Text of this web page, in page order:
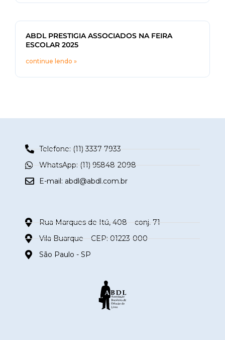
ABDL PRESTIGIA ASSOCIADOS NA FEIRA
ESCOLAR 2025
continue lendo »
Telefone: (11) 3337-7933
WhatsApp: (11) 95848-2098
E-mail: abdl@abdl.com.br
Rua Marques de Itú, 408 – conj. 71
Vila Buarque – CEP: 01223-000
São Paulo - SP